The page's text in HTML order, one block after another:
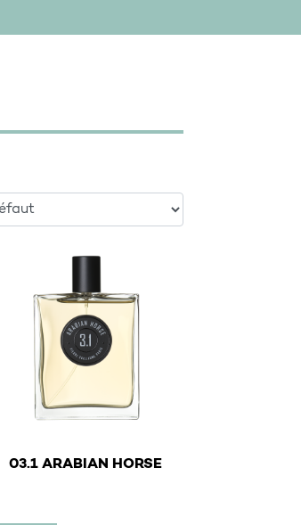
03.1 ARABIAN HORSE